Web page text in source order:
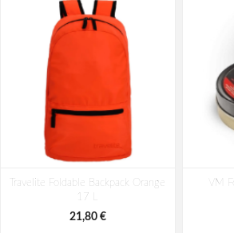
Travelite Foldable Backpack Orange
17 L
21,80 €
VM